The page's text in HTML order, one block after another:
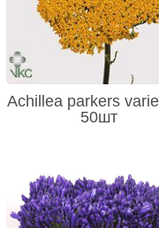
Achillea parkers
50шт